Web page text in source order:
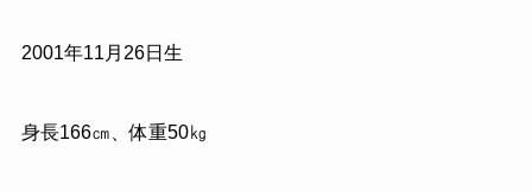
2001年11月26日生
身長166㎝、体重50㎏